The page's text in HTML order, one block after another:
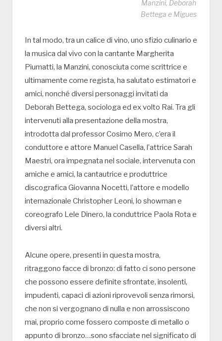
Manzini, Deborah
Bettega e Migues
In tal modo, tra un calice di vino, uno sfizio culinario e
la musica dal vivo con la cantante Margherita
Piumatti, la Manzini, conosciuta come scrittrice e
ultimamente come regista, ha salutato estimatori e
amici, nonché diversi personaggi invitati da
Deborah Bettega, sociologa ed ex volto Rai. Tra gli
intervenuti alla presentazione della mostra,
introdotta dal professor Cosimo Mero, c’era il
conduttore e attore Manuel Casella, l’attrice Sarah
Maestri, ora impegnata nel sociale, intervenuta con
amiche e amici, la cantautrice e produttrice
discografica Giovanna Nocetti, l’attore e modello
internazionale Christopher Leoni, lo showman e
coreografo Lele Dinero, la conduttrice Paola Rota e
diversi altri.
Alcune opere, presenti in questa mostra,
ritraggono facce di bronzo: di fatto ci sono persone
che possono essere definite sfrontate, insolenti,
impudenti, capaci di azioni riprovevoli senza rimorsi,
che non si vergognano di nulla e non arrossiscono
mai, proprio come fossero composte di metallo o
appunto di bronzo…sono sfacciate nel significato di